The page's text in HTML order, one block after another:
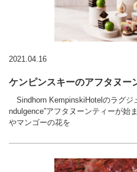
2021.04.16
ケンピンスキーのアフタヌー
Sindhorn KempinskiHotelのラグジ
ndulgence”アフタヌーンティーが始
やマンゴーの花を